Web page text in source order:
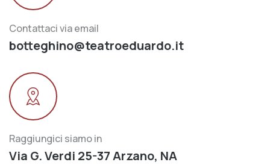
Contattaci via email
botteghino@teatroeduardo.it
Raggiungici siamo in
Via G. Verdi 25-37 Arzano, NA